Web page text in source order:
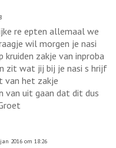
re epten allemaal we
wil morgen je nasi
kruiden zakje van inproba
zit wat jij bij je nasi s hrijf
van het zakje
van uit gaan dat dit dus
2016 om 18:26